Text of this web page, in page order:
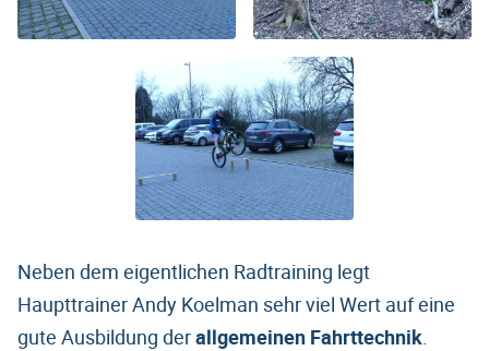
Neben dem eigentlichen Radtraining legt
Haupttrainer Andy Koelman sehr viel Wert auf eine
gute Ausbildung derallgemeinen Fahrttechnik.